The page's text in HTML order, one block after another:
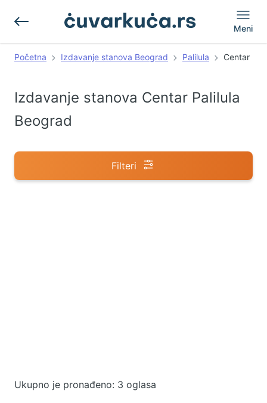
Meni
Početna Izdavanje stanova Beograd Palilula Centar
Izdavanje stanova Centar Palilula
Beograd
Filteri
Ukupno je pronađeno: 3 oglasa